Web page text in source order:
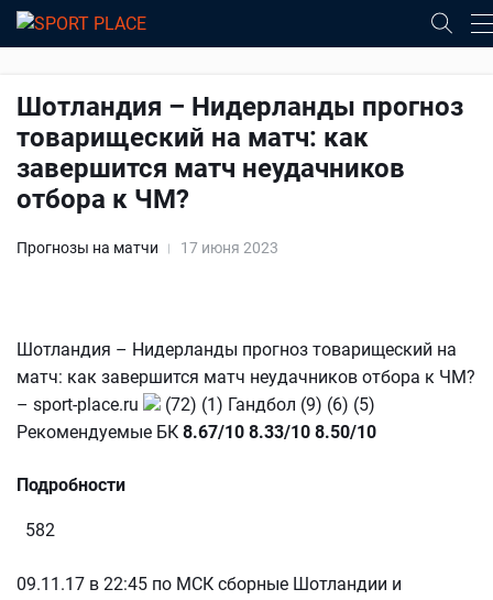
Шотландия – Нидерланды прогноз
товарищеский на матч: как
завершится матч неудачников
отбора к ЧМ?
Прогнозы на матчи 17 июня 2023
Шотландия – Нидерланды прогноз товарищеский на
матч: как завершится матч неудачников отбора к ЧМ?
– sport-place.ru
(72) (1) Гандбол (9) (6) (5)
Рекомендуемые БК 8.67/10 8.33/10 8.50/10
Подробности
582
09.11.17 в 22:45 по МСК сборные Шотландии и